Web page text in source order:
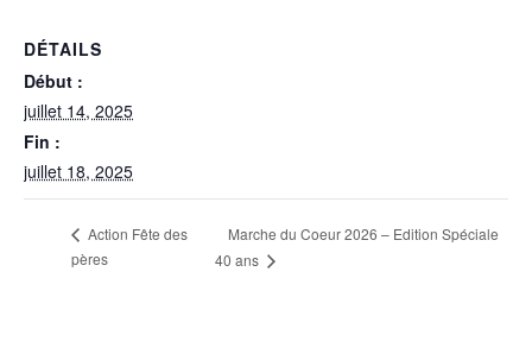
DÉTAILS
Début :
juillet 14, 2025
Fin :
juillet 18, 2025
Action Fête des
pères
Marche du Coeur 2026 – Edition Spéciale
40 ans